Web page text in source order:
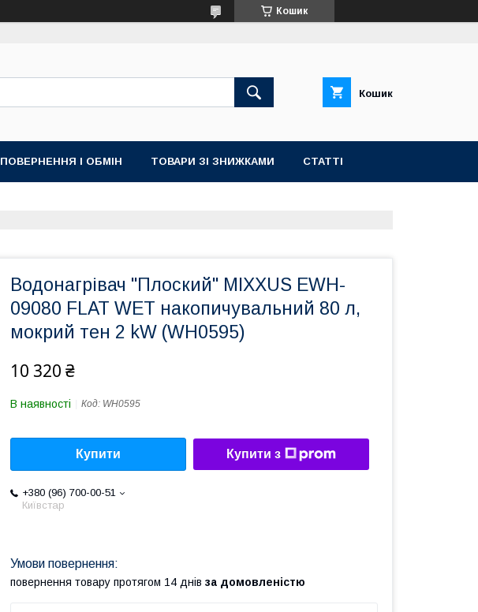
Кошик
Кошик
ПОВЕРНЕННЯ І ОБМІН ТОВАРИ ЗІ ЗНИЖКАМИ СТАТТІ
Водонагрівач "Плоский" MIXXUS EWH-
09080 FLAT WET накопичувальний 80 л,
мокрий тен 2 kW (WH0595)
10 320 ₴
В наявності Код: WH0595
Купити Купити з
+380 (96) 700-00-51
Київстар
повернення товару протягом 14 днів за домовленістю